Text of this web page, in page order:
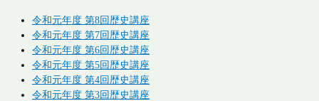
令和元年度 第8回歴史講座
令和元年度 第7回歴史講座
令和元年度 第6回歴史講座
令和元年度 第5回歴史講座
令和元年度 第4回歴史講座
令和元年度 第3回歴史講座